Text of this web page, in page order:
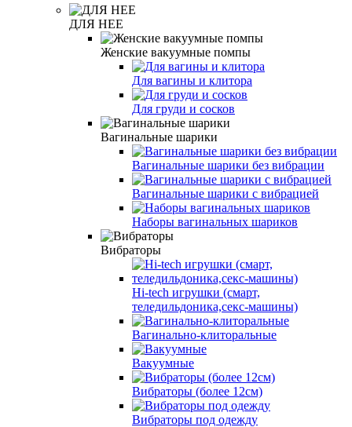
ДЛЯ НЕЕ
Женские вакуумные помпы
Для вагины и клитора
Для груди и сосков
Вагинальные шарики
Вагинальные шарики без вибрации
Вагинальные шарики с вибрацией
Наборы вагинальных шариков
Вибраторы
Hi-tech игрушки (смарт,
теледильдоника,секс-машины)
Вагинально-клиторальные
Вакуумные
Вибраторы (более 12см)
Вибраторы под одежду